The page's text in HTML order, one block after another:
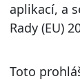
aplikací, a
Rady (EU)
Toto